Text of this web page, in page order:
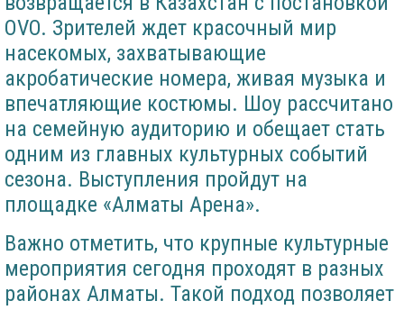
OVO. Зрителей ждет красочный мир
насекомых, захватывающие
акробатические номера, живая музыка и
впечатляющие костюмы. Шоу рассчитано
на семейную аудиторию и обещает стать
одним из главных культурных событий
сезона. Выступления пройдут на
площадке «Алматы Арена».
Важно отметить, что крупные культурные
мероприятия сегодня проходят в разных
районах Алматы. Такой подход позволяет